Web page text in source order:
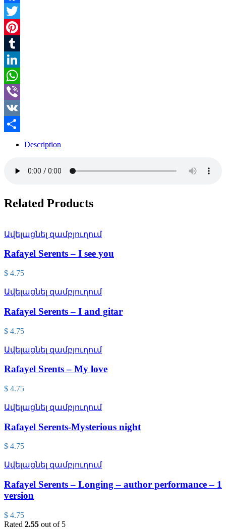
Facebook
Twitter
Pinterest
Tumblr
LinkedIn
WhatsApp
Viber
VK
Description
Related Products
Ավելացնել զամբյուղում
Rafayel Serents – I see you
$ 4.75
Ավելացնել զամբյուղում
Rafayel Serents – I and gitar
$ 4.75
Ավելացնել զամբյուղում
Rafayel Srents – My love
$ 4.75
Ավելացնել զամբյուղում
Rafayel Serents-Mysterious night
$ 4.75
Ավելացնել զամբյուղում
Rafayel Serents – Longing – author performance – 1
version
$ 4.75
Rated 2.55 out of 5